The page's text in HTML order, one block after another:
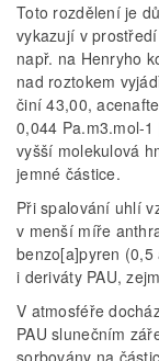
Toto rozdělení je
vykazují v
např. na Henryho
nad roztokem
činí 43,00,
0,044 Pa.m3.mol-
vyšší molekulová
jemné částice.
Při spalování uhlí
v menší míře
benzo[a]pyren
i deriváty PAU,
V atmosféře
PAU slunečním